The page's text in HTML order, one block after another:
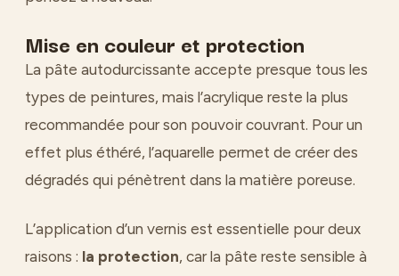
Mise en couleur et protection
La pâte autodurcissante accepte presque tous les
types de peintures, mais l’acrylique reste la plus
recommandée pour son pouvoir couvrant. Pour un
effet plus éthéré, l’aquarelle permet de créer des
dégradés qui pénètrent dans la matière poreuse.
L’application d’un vernis est essentielle pour deux
raisons : la protection, car la pâte reste sensible à